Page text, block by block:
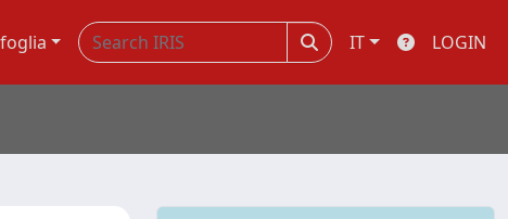
IT LOGIN